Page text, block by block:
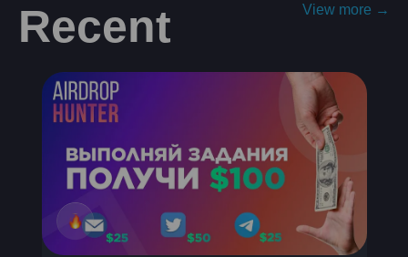
Recent View more →